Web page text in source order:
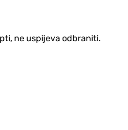
ne uspijeva odbraniti.